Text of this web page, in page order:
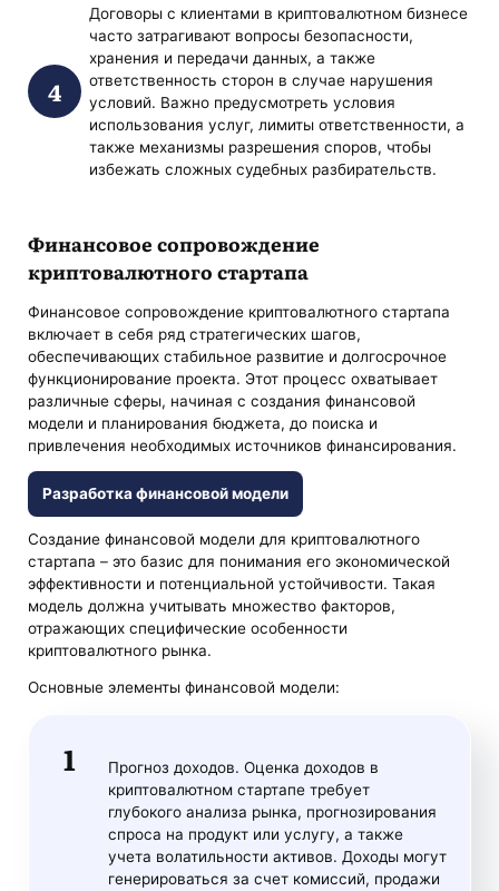
Договоры с клиентами в криптовалютном бизнесе
часто затрагивают вопросы безопасности,
хранения и передачи данных, а также
ответственность сторон в случае нарушения
условий. Важно предусмотреть условия
использования услуг, лимиты ответственности, а
также механизмы разрешения споров, чтобы
избежать сложных судебных разбирательств.
Финансовое сопровождение
криптовалютного стартапа
Финансовое сопровождение криптовалютного стартапа
включает в себя ряд стратегических шагов,
обеспечивающих стабильное развитие и долгосрочное
функционирование проекта. Этот процесс охватывает
различные сферы, начиная с создания финансовой
модели и планирования бюджета, до поиска и
привлечения необходимых источников финансирования.
Разработка финансовой модели
Создание финансовой модели для криптовалютного
стартапа – это базис для понимания его экономической
эффективности и потенциальной устойчивости. Такая
модель должна учитывать множество факторов,
отражающих специфические особенности
криптовалютного рынка.
Основные элементы финансовой модели:
Прогноз доходов. Оценка доходов в
криптовалютном стартапе требует
глубокого анализа рынка, прогнозирования
спроса на продукт или услугу, а также
учета волатильности активов. Доходы могут
генерироваться за счет комиссий, продажи